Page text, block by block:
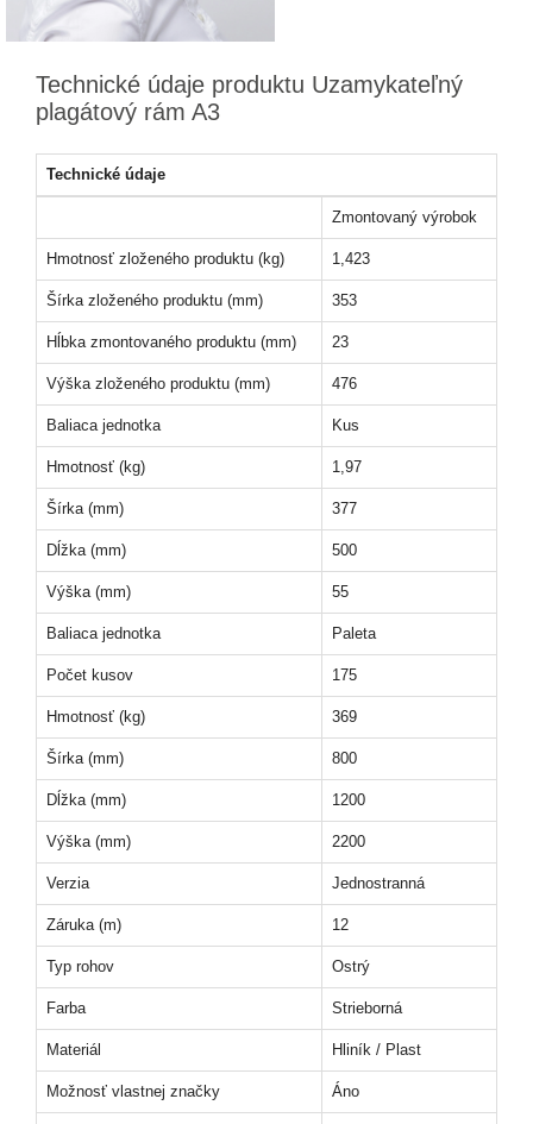
Technické údaje produktu Uzamykateľný
plagátový rám A3
Technické údaje
Zmontovaný výrobok
Hmotnosť zloženého produktu (kg) 1,423
Šírka zloženého produktu (mm) 353
Hĺbka zmontovaného produktu (mm) 23
Výška zloženého produktu (mm) 476
Baliaca jednotka Kus
Hmotnosť (kg) 1,97
Šírka (mm) 377
Dĺžka (mm) 500
Výška (mm) 55
Baliaca jednotka Paleta
Počet kusov 175
Hmotnosť (kg) 369
Šírka (mm) 800
Dĺžka (mm) 1200
Výška (mm) 2200
Verzia Jednostranná
Záruka (m) 12
Typ rohov Ostrý
Farba Strieborná
Materiál Hliník / Plast
Možnosť vlastnej značky Áno